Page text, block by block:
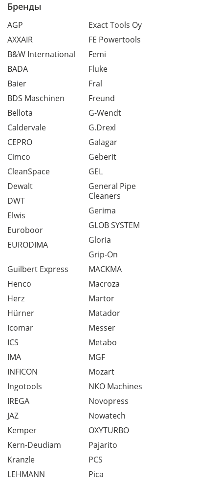
Бренды
AGP
AXXAIR
B&W International
BADA
Baier
BDS Maschinen
Bellota
Caldervale
CEPRO
Cimco
CleanSpace
Dewalt
DWT
Elwis
Euroboor
EURODIMA
Exact Tools Oy
FE Powertools
Femi
Fluke
Fral
Freund
G-Wendt
G.Drexl
Galagar
Geberit
GEL
General Pipe
Cleaners
Gerima
GLOB SYSTEM
Gloria
Grip-On
Guilbert Express
Henco
Herz
Hürner
Icomar
ICS
IMA
INFICON
Ingotools
IREGA
JAZ
Kemper
Kern-Deudiam
Kranzle
LEHMANN
MACKMA
Macroza
Martor
Matador
Messer
Metabo
MGF
Mozart
NKO Machines
Novopress
Nowatech
OXYTURBO
Pajarito
PCS
Pica